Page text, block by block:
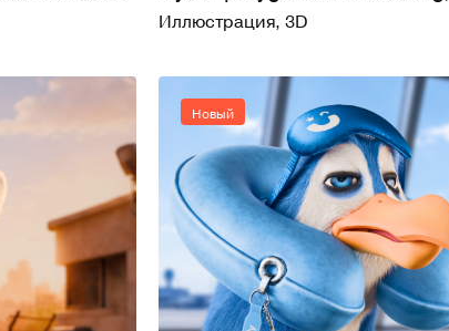
Иллюстрация,3D
Новый